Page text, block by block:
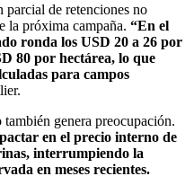
parcial de retenciones no
la próxima campaña. “En el
ronda los USD 20 a 26 por
80 por hectárea, lo que
para campos
.
genera preocupación.
en el precio interno de
interrumpiendo la
en meses recientes.